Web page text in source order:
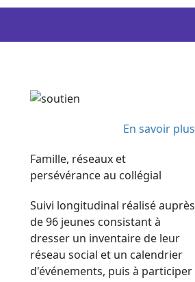
En savoir plus
Famille, réseaux et
persévérance au collégial
Suivi longitudinal réalisé auprès
de 96 jeunes consistant à
dresser un inventaire de leur
réseau social et un calendrier
d'événements, puis à participer